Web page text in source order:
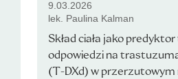
9.03.2026
lek. Paulina Kalman
Skład ciała jako
odpowiedzi na
(T-DXd) w przerzutowym